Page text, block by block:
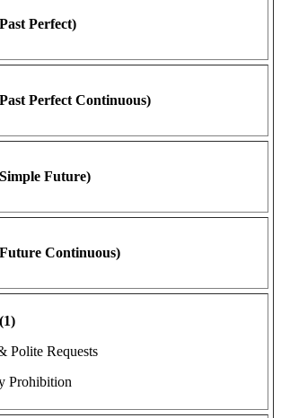
Perfect)
Perfect Continuous)
Future)
Continuous)
Polite Requests
Prohibition